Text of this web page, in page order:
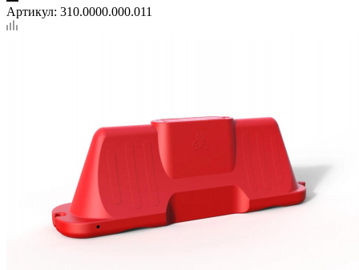
Артикул: 310.0000.000.011